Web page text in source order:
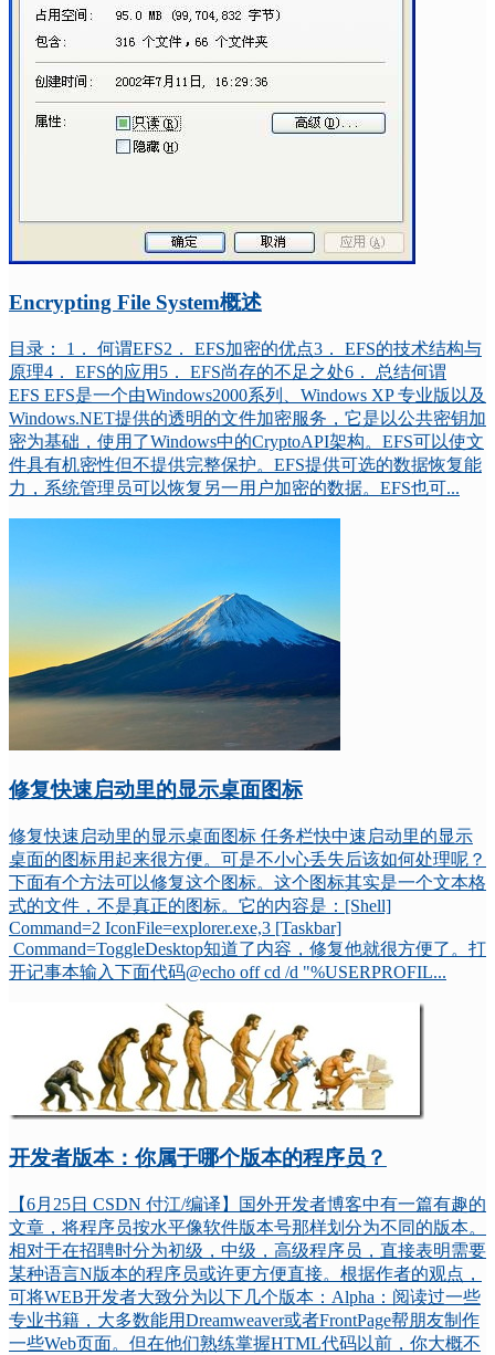
Encrypting File System概述
目录： 1． 何谓EFS2． EFS加密的优点3． EFS的技术结构与
原理4． EFS的应用5． EFS尚存的不足之处6． 总结何谓
EFS EFS是一个由Windows2000系列、Windows XP 专业版以及
Windows.NET提供的透明的文件加密服务，它是以公共密钥加
密为基础，使用了Windows中的CryptoAPI架构。EFS可以使文
件具有机密性但不提供完整保护。EFS提供可选的数据恢复能
力，系统管理员可以恢复另一用户加密的数据。EFS也可...
修复快速启动里的显示桌面图标
修复快速启动里的显示桌面图标 任务栏快中速启动里的显示
桌面的图标用起来很方便。可是不小心丢失后该如何处理呢？
下面有个方法可以修复这个图标。这个图标其实是一个文本格
式的文件，不是真正的图标。它的内容是：[Shell]
Command=2 IconFile=explorer.exe,3 [Taskbar]
Command=ToggleDesktop知道了内容，修复他就很方便了。打
开记事本输入下面代码@echo off cd /d "%USERPROFIL...
开发者版本：你属于哪个版本的程序员？
【6月25日 CSDN 付江/编译】国外开发者博客中有一篇有趣的
文章，将程序员按水平像软件版本号那样划分为不同的版本。
相对于在招聘时分为初级，中级，高级程序员，直接表明需要
某种语言N版本的程序员或许更方便直接。根据作者的观点，
可将WEB开发者大致分为以下几个版本：Alpha：阅读过一些
专业书籍，大多数能用Dreamweaver或者FrontPage帮朋友制作
一些Web页面。但在他们熟练掌握HTML代码以前，你大概不